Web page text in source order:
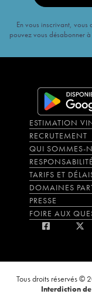
En vous inscrivant,
pouvez vous désabonner
ESTIMATION
RECRUTEMENT
QUI SOMMES-
TARIFS ET
DOMAINES
PRESSE
FOIRE AUX
Tous droits réservés ©
Interdiction